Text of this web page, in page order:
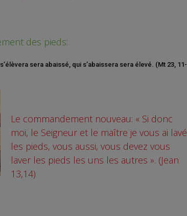
des pieds:
sera abaissé, qui s’abaissera sera élevé. (Mt 23, 11-
Le commandement nouveau: « Si donc
moi, le Seigneur et le maître je vous ai lavé
les pieds, vous aussi, vous devez vous
laver les pieds les uns les autres ». (Jean
13,14)